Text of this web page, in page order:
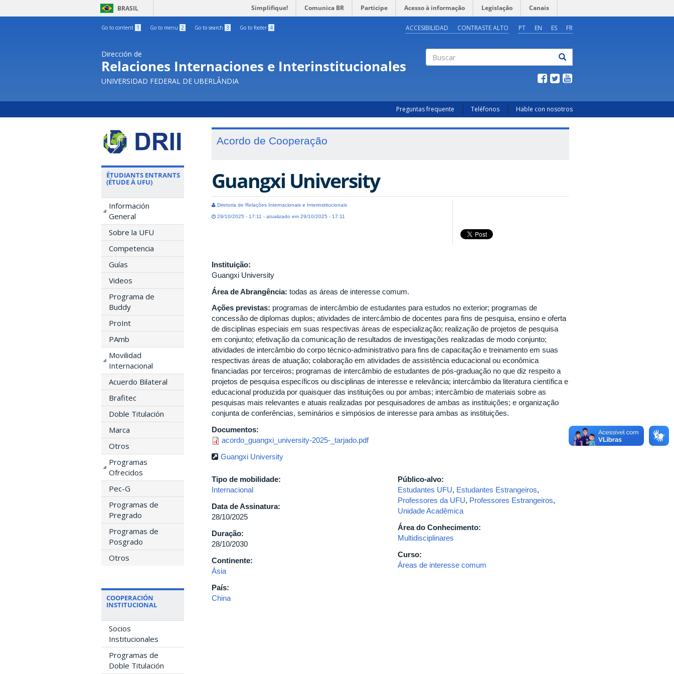
BRASIL Simplifique! Comunica BR Participe Acesso à informação Legislação Canais
Go to content 1 Go to menu 2 Go to search 3 Go to footer 4 PT EN ES FR
ACCESIBILIDAD CONTRASTE ALTO
Dirección de
Relaciones Internaciones e Interinstitucionales
UNIVERSIDAD FEDERAL DE UBERLÂNDIA
Preguntas frequente Teléfonos Hable con nosotros
ÉTUDIANTS ENTRANTS
(ÉTUDE À UFU)
Información
General
Sobre la UFU
Competencia
Guías
Videos
Programa de
Buddy
ProInt
PAmb
Movilidad
Internacional
Acuerdo Bilateral
Brafitec
Doble Titulación
Marca
Otros
Programas
Ofrecidos
Pec-G
Programas de
Pregrado
Programas de
Posgrado
Otros
COOPERACIÓN
INSTITUCIONAL
Socios
Institucionales
Programas de
Doble Titulación
Acordo de Cooperação
Guangxi University
Diretoria de Relações Internacionais e Interinstitucionais
29/10/2025 - 17:11 - atualizado em 29/10/2025 - 17:11
Instituição:
Guangxi University
Área de Abrangência: todas as áreas de interesse comum.
Ações previstas: programas de intercâmbio de estudantes para estudos no exterior; programas de
concessão de diplomas duplos; atividades de intercâmbio de docentes para fins de pesquisa, ensino e oferta
de disciplinas especiais em suas respectivas áreas de especialização; realização de projetos de pesquisa
em conjunto; efetivação da comunicação de resultados de investigações realizadas de modo conjunto;
atividades de intercâmbio do corpo técnico-administrativo para fins de capacitação e treinamento em suas
respectivas áreas de atuação; colaboração em atividades de assistência educacional ou econômica
financiadas por terceiros; programas de intercâmbio de estudantes de pós-graduação no que diz respeito a
projetos de pesquisa específicos ou disciplinas de interesse e relevância; intercâmbio da literatura científica e
educacional produzida por quaisquer das instituições ou por ambas; intercâmbio de materiais sobre as
pesquisas mais relevantes e atuais realizadas por pesquisadores de ambas as instituições; e organização
conjunta de conferências, seminários e simpósios de interesse para ambas as instituições.
Documentos:
acordo_guangxi_university-2025-_tarjado.pdf
Guangxi University
Tipo de mobilidade:
Internacional
Data de Assinatura:
28/10/2025
Duração:
28/10/2030
Continente:
Ásia
País:
China
Público-alvo:
Estudantes UFU, Estudantes Estrangeiros,
Professores da UFU, Professores Estrangeiros,
Unidade Acadêmica
Área do Conhecimento:
Multidisciplinares
Curso:
Áreas de interesse comum